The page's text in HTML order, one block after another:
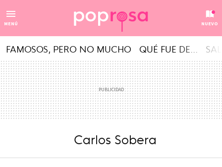
MENÚ NUEVO
FAMOSOS, PERO NO MUCHO QUÉ FUE DE...
Carlos Sobera